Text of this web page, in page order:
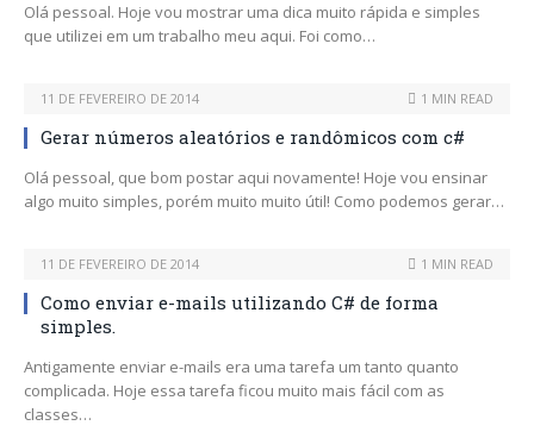
Olá pessoal. Hoje vou mostrar uma dica muito rápida e simples
que utilizei em um trabalho meu aqui. Foi como…
11 DE FEVEREIRO DE 2014 1 MIN READ
Gerar números aleatórios e randômicos com c#
Olá pessoal, que bom postar aqui novamente! Hoje vou ensinar
algo muito simples, porém muito muito útil! Como podemos gerar…
11 DE FEVEREIRO DE 2014 1 MIN READ
Como enviar e-mails utilizando C# de forma
simples.
Antigamente enviar e-mails era uma tarefa um tanto quanto
complicada. Hoje essa tarefa ficou muito mais fácil com as
classes…